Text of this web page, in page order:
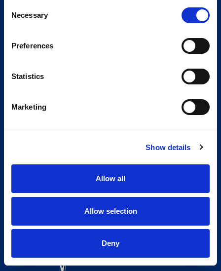
Selection
Necessary
Preferences
Statistics
Marketing
Show details
Allow all
Allow selection
Deny